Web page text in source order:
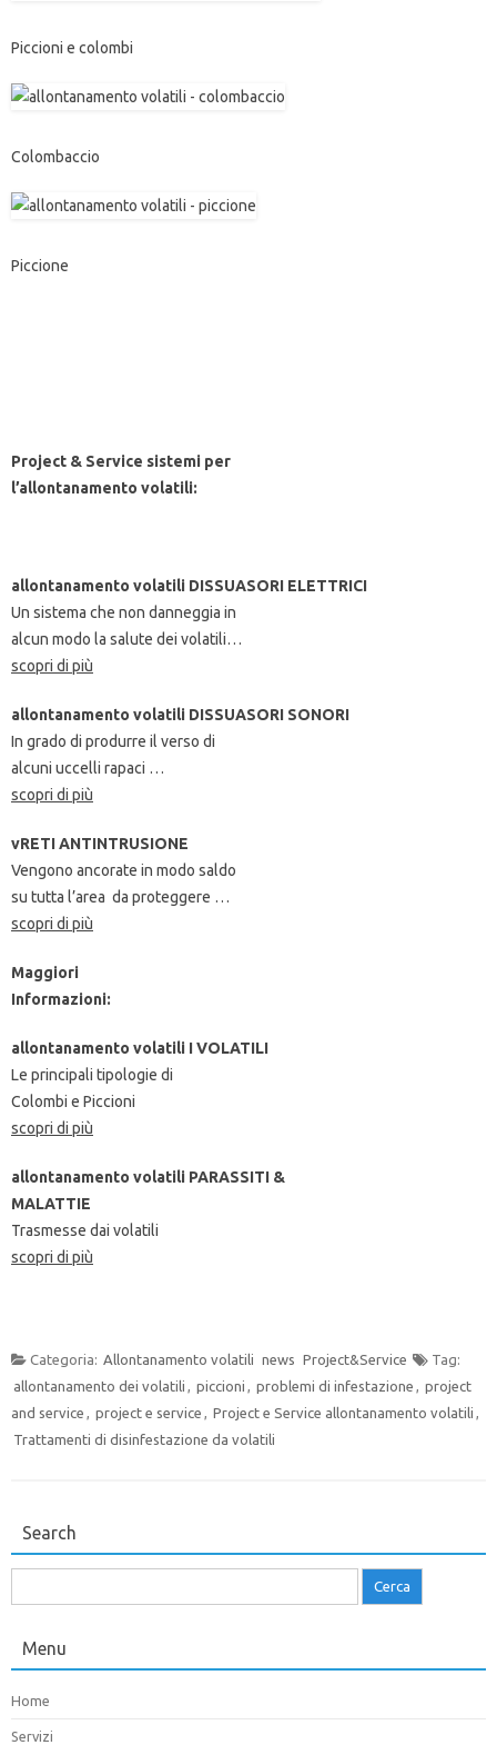
Piccioni e colombi
Colombaccio
Piccione
Project & Service sistemi per
l’allontanamento volatili:
allontanamento volatili DISSUASORI ELETTRICI
Un sistema che non danneggia in
alcun modo la salute dei volatili…
scopri di più
allontanamento volatili DISSUASORI SONORI
In grado di produrre il verso di
alcuni uccelli rapaci …
scopri di più
vRETI ANTINTRUSIONE
Vengono ancorate in modo saldo
su tutta l’area da proteggere …
scopri di più
Maggiori
Informazioni:
allontanamento volatili I VOLATILI
Le principali tipologie di
Colombi e Piccioni
scopri di più
allontanamento volatili PARASSITI &
MALATTIE
Trasmesse dai volatili
scopri di più
Categoria: Allontanamento volatili news Project&Service
Tag:
allontanamento dei volatili , piccioni , problemi di infestazione , project
and service , project e service , Project e Service allontanamento volatili ,
Trattamenti di disinfestazione da volatili
Search
per:
Menu
Home
Servizi